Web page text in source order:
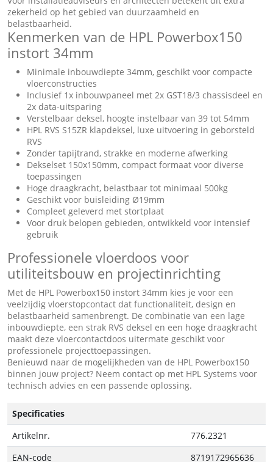
zekerheid op het gebied van duurzaamheid en
belastbaarheid.
Kenmerken van de HPL Powerbox150
instort 34mm
Minimale inbouwdiepte 34mm, geschikt voor compacte
vloerconstructies
Inclusief 1x inbouwpaneel met 2x GST18/3 chassisdeel en
2x data-uitsparing
Verstelbaar deksel, hoogte instelbaar van 39 tot 54mm
HPL RVS S15ZR klapdeksel, luxe uitvoering in geborsteld
RVS
Zonder tapijtrand, strakke en moderne afwerking
Dekselset 150x150mm, compact formaat voor diverse
toepassingen
Hoge draagkracht, belastbaar tot minimaal 500kg
Geschikt voor buisleiding Ø19mm
Compleet geleverd met stortplaat
Voor druk belopen gebieden, ontwikkeld voor intensief
gebruik
Professionele vloerdoos voor
utiliteitsbouw en projectinrichting
Met de HPL Powerbox150 instort 34mm kies je voor een
veelzijdig vloerstopcontact dat functionaliteit, design en
belastbaarheid samenbrengt. De combinatie van een lage
inbouwdiepte, een strak RVS deksel en een hoge draagkracht
maakt deze vloercontactdoos uitermate geschikt voor
professionele projecttoepassingen.
Benieuwd naar de mogelijkheden van de HPL Powerbox150
binnen jouw project? Neem contact op met HPL Systems voor
technisch advies en een passende oplossing.
Specificaties
Artikelnr.
776.2321
EAN-code
8719172965636